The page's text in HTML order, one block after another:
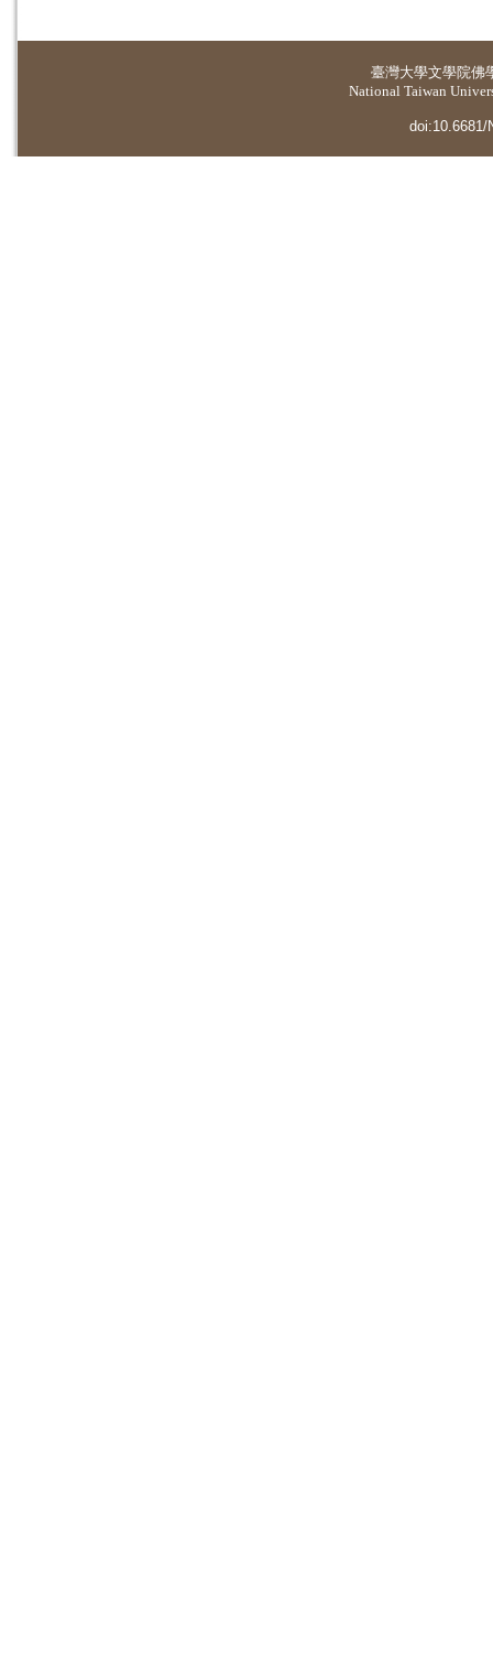
臺灣大學文學院佛
National Taiwan
doi:10.6681/